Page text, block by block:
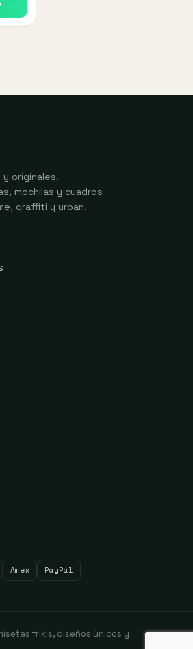
originales.
mochilas y cuadros
graffiti y urban.
Amex PayPal
frikis, diseños únicos y